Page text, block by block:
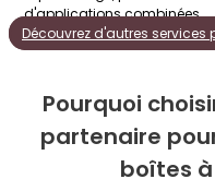
d'applications combinées
Découvrez d'autres services
Pourquoi
partenaire
boîtes